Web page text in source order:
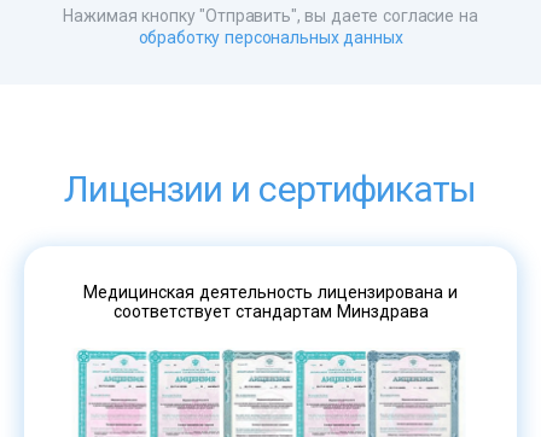
Нажимая кнопку "Отправить", вы даете согласие на
обработку персональных данных
Лицензии и сертификаты
Медицинская деятельность лицензирована и
соответствует стандартам Минздрава